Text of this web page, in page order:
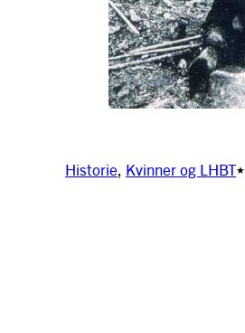
Historie, Kvinner og LHBT★